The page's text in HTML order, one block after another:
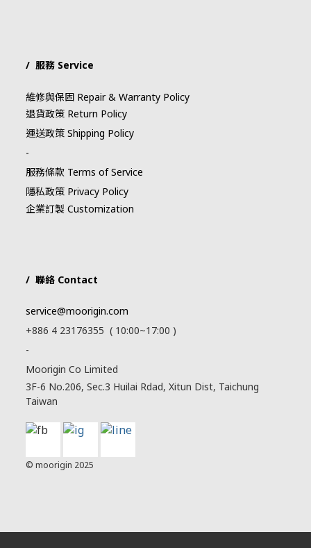
/ 服務 Service
維修與保固 Repair & Warranty Policy
退貨政策 Return Policy
運送政策 Shipping Policy
-
服務條款 Terms of Service
隱私政策 Privacy Policy
企業訂製 Customization
/ 聯絡 Contact
service@moorigin.com
+886 4 23176355 ( 10:00~17:00 )
-
Moorigin Co Limited
3F-6 No.206, Sec.3 Huilai Rdad, Xitun Dist, Taichung
Taiwan
© moorigin 2025